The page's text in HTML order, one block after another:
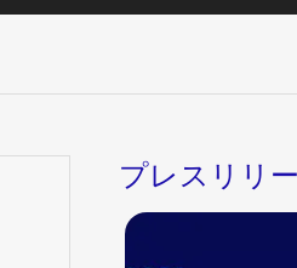
プレスリリ